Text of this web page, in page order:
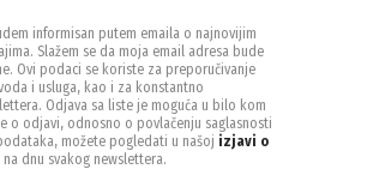
informisan putem emaila o najnovijim
Slažem se da moja email adresa bude
Ovi podaci se koriste za preporučivanje
i usluga, kao i za konstantno
Odjava sa liste je moguća u bilo kom
o odjavi, odnosno o povlačenju saglasnosti
možete pogledati u našoj izjavi o
na dnu svakog newslettera.